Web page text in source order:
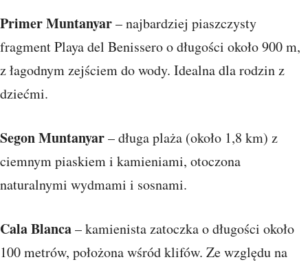
Primer Muntanyar– najbardziej piaszczysty
fragment Playa del Benissero o długości około 900 m,
z łagodnym zejściem do wody. Idealna dla rodzin z
dziećmi.
Segon Muntanyar– długa plaża (około 1,8 km) z
ciemnym piaskiem i kamieniami, otoczona
naturalnymi wydmami i sosnami.
Cala Blanca– kamienista zatoczka o długości około
100 metrów, położona wśród klifów. Ze względu na